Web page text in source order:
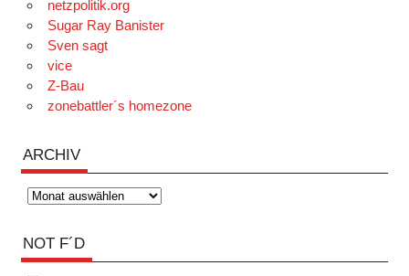
netzpolitik.org
Sugar Ray Banister
Sven sagt
vice
Z-Bau
zonebattler´s homezone
ARCHIV
Archiv
NOT F´D